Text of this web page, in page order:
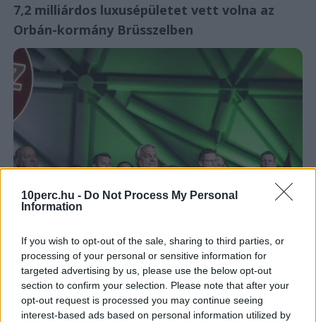
10perc.hu - Do Not Process My Personal
Information
If you wish to opt-out of the sale, sharing to third parties, or
processing of your personal or sensitive information for
targeted advertising by us, please use the below opt-out
section to confirm your selection. Please note that after your
opt-out request is processed you may continue seeing
interest-based ads based on personal information utilized by
7,2 milliárdos luxusépületet vett volna az
Orbán-kormány Brüsszelben
Magyarország Brüsszel NER Fidesz Üzlet
Az Orbán-kormány 7,2 milliárd forintért vásárolt volna
luxusingatlant Brüsszelben, ahol fine dining étteremet is
nyitottak volna. Az üzlet végül meghiúsult.Bővebben...